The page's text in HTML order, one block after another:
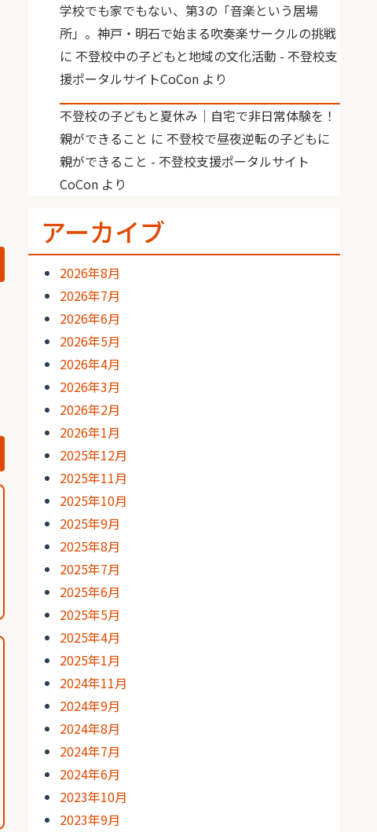
学校でも家でもない、第3の「音楽という居場
所」。神戸・明石で始まる吹奏楽サークルの挑戦
に 不登校中の子どもと地域の文化活動 - 不登校支
援ポータルサイトCoCon より
不登校の子どもと夏休み｜自宅で非日常体験を！
親ができること に 不登校で昼夜逆転の子どもに
親ができること - 不登校支援ポータルサイト
CoCon より
アーカイブ
2026年8月
2026年7月
2026年6月
2026年5月
2026年4月
2026年3月
2026年2月
2026年1月
2025年12月
2025年11月
2025年10月
2025年9月
2025年8月
2025年7月
2025年6月
2025年5月
2025年4月
2025年1月
2024年11月
2024年9月
2024年8月
2024年7月
2024年6月
2023年10月
2023年9月